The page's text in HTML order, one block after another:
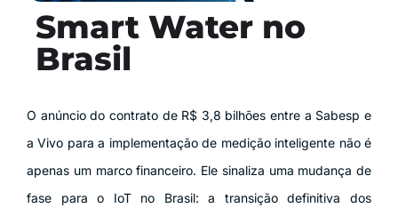
Smart Water no
Brasil
O anúncio do contrato de R$ 3,8 bilhões entre a Sabesp e
a Vivo para a implementação de medição inteligente não é
apenas um marco financeiro. Ele sinaliza uma mudança de
fase para o IoT no Brasil: a transição definitiva dos